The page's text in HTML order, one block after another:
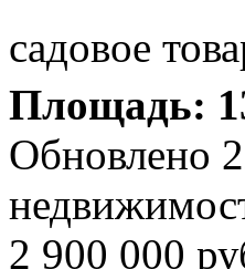
садовое
Площадь:
Обновлено
2 900 000